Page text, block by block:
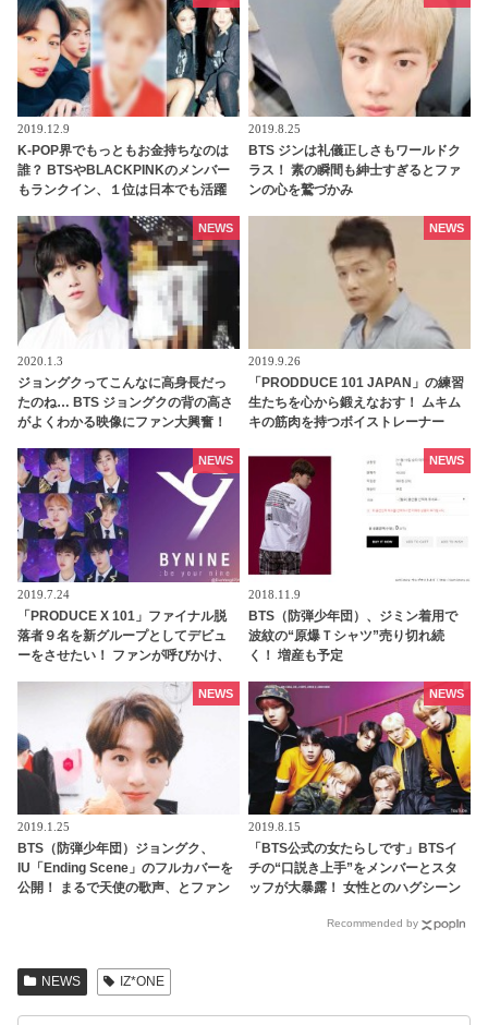
2019.12.9
K-POP界でもっともお金持ちなのは
誰？ BTSやBLACKPINKのメンバー
もランクイン、１位は日本でも活躍
2019.8.25
BTS ジンは礼儀正しさもワールドク
ラス！ 素の瞬間も紳士すぎるとファ
ンの心を鷲づかみ
2020.1.3
ジョングクってこんなに高身長だっ
たのね… BTS ジョングクの背の高さ
がよくわかる映像にファン大興奮！
違いの高身長ぶりは胸キュン必至
NEWS
2019.9.26
「PRODDUCE 101 JAPAN」の練習
生たちを心から鍛えなおす！ ムキム
キの筋肉を持つボイストレーナー
人？
NEWS
2019.7.24
「PRODUCE X 101」ファイナル脱
落者９名を新グループとしてデビュ
ーをさせたい！ ファンが呼びかけ、
NEWS
2018.11.9
BTS（防弾少年団）、ジミン着用で
波紋の“原爆Ｔシャツ”売り切れ続
く！ 増産も予定
NEWS
2019.1.25
BTS（防弾少年団）ジョングク、
IU「Ending Scene」のフルカバーを
公開！ まるで天使の歌声、とファン
NEWS
2019.8.15
「BTS公式の女たらしです」BTSイ
チの“口説き上手”をメンバーとスタ
ッフが大暴露！ 女性とのハグシーン
バラされるメンバーも！ 爆弾発言の
NEWS
Recommended by
NEWS IZ*ONE